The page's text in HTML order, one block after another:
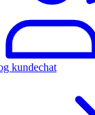
kundechat